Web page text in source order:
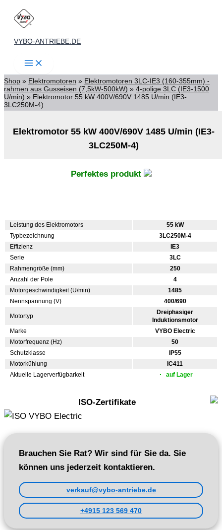
Zum
Inhalt
springen
VYBO-ANTRIEBE.DE
Shop » Elektromotoren » Elektromotoren 3LC-IE3 (160-355mm) -
rahmen aus Gusseisen (7,5kW-500kW) » 4-polige 3LC (IE3-1500
U/min) » Elektromotor 55 kW 400V/690V 1485 U/min (IE3-
3LC250M-4)
Elektromotor 55 kW 400V/690V 1485 U/min (IE3-
3LC250M-4)
Perfektes produkt
Leistung des Elektromotors
55 kW
Typbezeichnung
3LC250M-4
Effizienz
IE3
Serie
3LC
Rahmengröße (mm)
250
Anzahl der Pole
4
Motorgeschwindigkeit (U/min)
1485
Nennspannung (V)
400/690
Motortyp
Dreiphasiger
Induktionsmotor
Marke
VYBO Electric
Motorfrequenz (Hz)
50
Schutzklasse
IP55
Motorkühlung
IC411
Aktuelle Lagerverfügbarkeit
auf Lager
ISO-Zertifikate
Brauchen Sie Rat? Wir sind für Sie da. Sie
können uns jederzeit kontaktieren.
verkauf@vybo-antriebe.de
+4915 123 569 470